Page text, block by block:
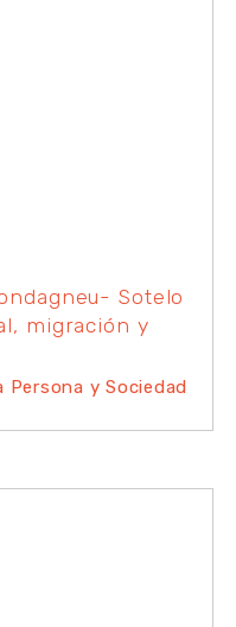
Sotelo
migración y
Persona y Sociedad